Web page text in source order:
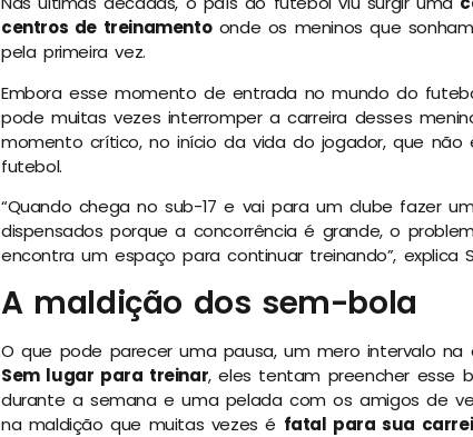
centros de treinamentoonde os meninos que
pela primeira vez.
Embora esse momento de entrada no mundo do
pode muitas vezes interromper a carreira desses
momento crítico, no início da vida do jogador, que
futebol.
“Quando chega no sub-17 e vai para um clube fazer
dispensados porque a concorrência é grande, o
encontra um espaço para continuar treinando”, explica
A maldição dos sem-bola
O que pode parecer uma pausa, um mero intervalo na
Sem lugar para treinar, eles tentam preencher esse
durante a semana e uma pelada com os amigos de
na maldição que muitas vezes é fatal para sua